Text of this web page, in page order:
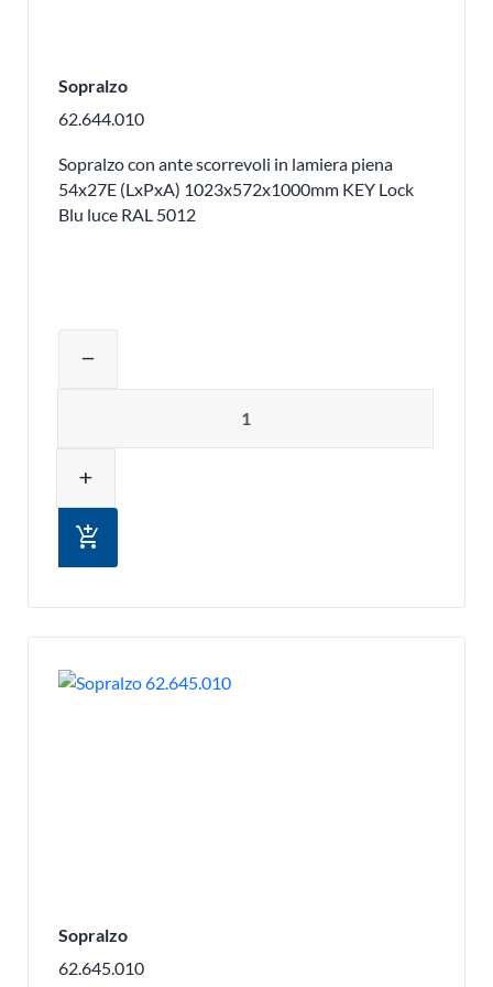
Sopralzo
62.644.010
Sopralzo con ante scorrevoli in lamiera piena
54x27E (LxPxA) 1023x572x1000mm KEY Lock
Blu luce RAL 5012
remove
add
add_shopping_cart
Sopralzo
62.645.010